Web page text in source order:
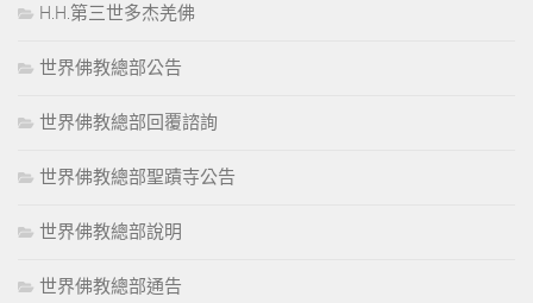
H.H.第三世多杰羌佛
世界佛教總部公告
世界佛教總部回覆諮詢
世界佛教總部聖蹟寺公告
世界佛教總部說明
世界佛教總部通告